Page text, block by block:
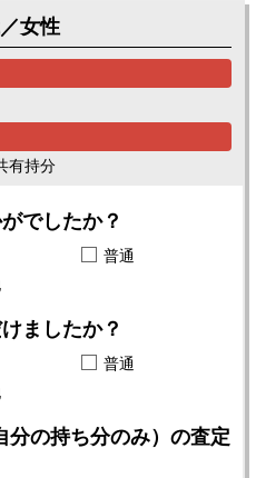
女性
有持分
でしたか？
普通
ましたか？
普通
分の持ち分のみ）の査定